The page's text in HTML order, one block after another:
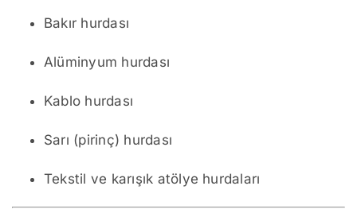
Bakır hurdası
Alüminyum hurdası
Kablo hurdası
Sarı (pirinç) hurdası
Tekstil ve karışık atölye hurdaları